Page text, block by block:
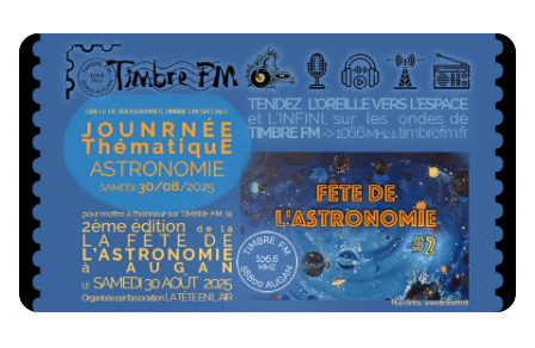
Nous Soutenir / Adhérer
J'adhère
Je fais un don
Exprime ton soutien
Nous Contacter
La newsletter